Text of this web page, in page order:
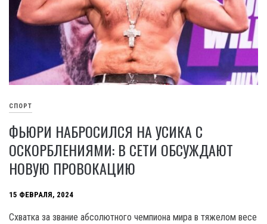
СПОРТ
ФЬЮРИ НАБРОСИЛСЯ НА УСИКА С
ОСКОРБЛЕНИЯМИ: В СЕТИ ОБСУЖДАЮТ
НОВУЮ ПРОВОКАЦИЮ
15 ФЕВРАЛЯ, 2024
Схватка за звание абсолютного чемпиона мира в тяжелом весе